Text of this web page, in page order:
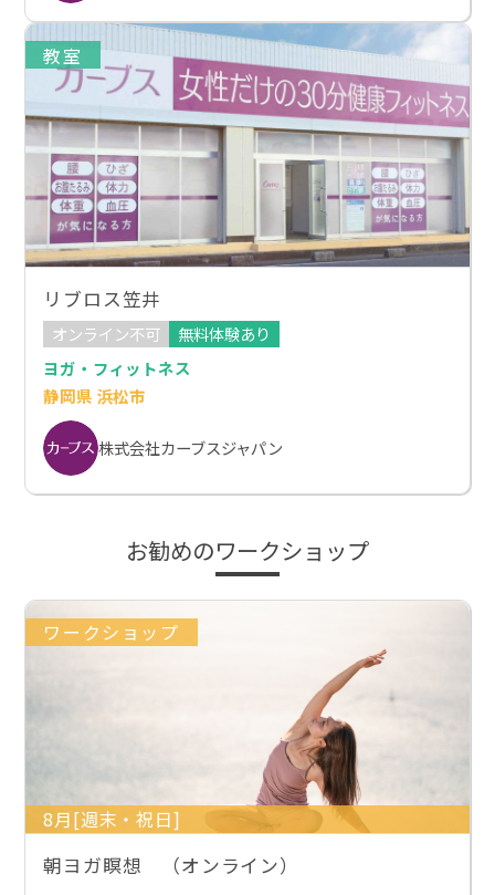
教室
リブロス笠井
オンライン不可
無料体験あり
ヨガ・フィットネス
静岡県 浜松市
株式会社カーブスジャパン
お勧めのワークショップ
ワークショップ
8月[週末・祝日]
朝ヨガ瞑想 （オンライン）